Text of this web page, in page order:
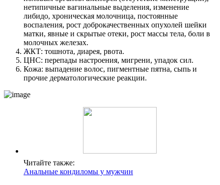
нетипичные вагинальные выделения, изменение
либидо, хроническая молочница, постоянные
воспаления, рост доброкачественных опухолей шейки
матки, явные и скрытые отеки, рост массы тела, боли в
молочных железах.
ЖКТ: тошнота, диарея, рвота.
ЦНС: перепады настроения, мигрени, упадок сил.
Кожа: выпадение волос, пигментные пятна, сыпь и
прочие дерматологические реакции.
Читайте также:
Анальные кондиломы у мужчин